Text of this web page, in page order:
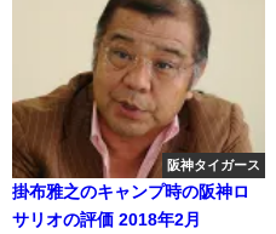
阪神タイガース
掛布雅之のキャンプ時の阪神ロ
サリオの評価 2018年2月